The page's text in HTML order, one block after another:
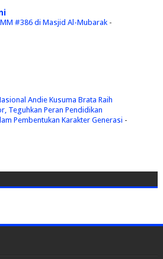
#386 di Masjid Al-Mubarak -
Andie Kusuma Brata Raih
Teguhkan Peran Pendidikan
Pembentukan Karakter Generasi -